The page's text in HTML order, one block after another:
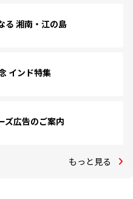
る 湘南・江の島
インド特集
ズ広告のご案内
もっと見る